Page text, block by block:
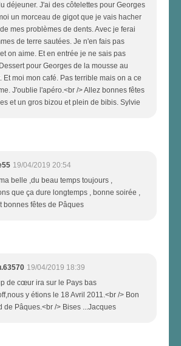
déjeuner. J'ai des côtelettes pour Georges
un morceau de gigot que je vais hacher
mes problèmes de dents. Avec je ferai
de terre sautées. Je n'en fais pas
on aime. Et en entrée je ne sais pas
pour Georges de la mousse au
Et moi mon café. Pas terrible mais on a ce
J'oublie l'apéro.<br /> Allez bonnes fêtes
et un gros bizou et plein de bibis. Sylvie
19/04/2019 20:54
belle ,du beau temps toujours ,
que ça dure longtemps , bonne soirée ,
bonnes fêtes de Pâques
19/04/2019 18:39
de cœur ira sur le Pays bas
y étions le 18 Avril 2011.<br /> Bon
de Pâques.<br /> Bises ...Jacques